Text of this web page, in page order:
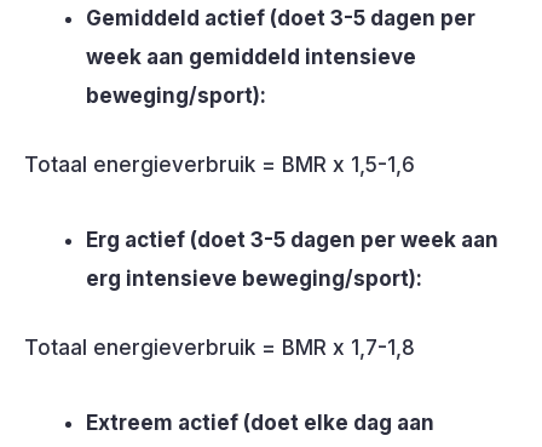
Gemiddeld actief (doet 3-5 dagen per
week aan gemiddeld intensieve
beweging/sport):
Totaal energieverbruik = BMR x 1,5-1,6
Erg actief (doet 3-5 dagen per week aan
erg intensieve beweging/sport):
Totaal energieverbruik = BMR x 1,7-1,8
Extreem actief (doet elke dag aan